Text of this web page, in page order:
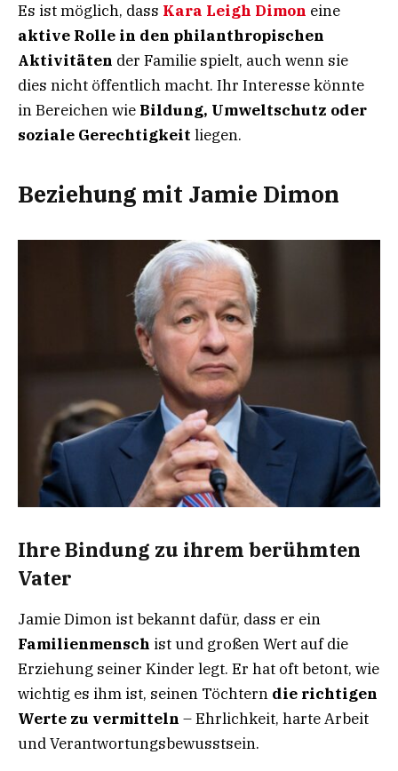
Es ist möglich, dass Kara Leigh Dimon eine
aktive Rolle in den philanthropischen
Aktivitäten der Familie spielt, auch wenn sie
dies nicht öffentlich macht. Ihr Interesse könnte
in Bereichen wie Bildung, Umweltschutz oder
soziale Gerechtigkeit liegen.
Beziehung mit Jamie Dimon
Ihre Bindung zu ihrem berühmten
Vater
Jamie Dimon ist bekannt dafür, dass er ein
Familienmensch ist und großen Wert auf die
Erziehung seiner Kinder legt. Er hat oft betont, wie
wichtig es ihm ist, seinen Töchtern die richtigen
Werte zu vermitteln – Ehrlichkeit, harte Arbeit
und Verantwortungsbewusstsein.